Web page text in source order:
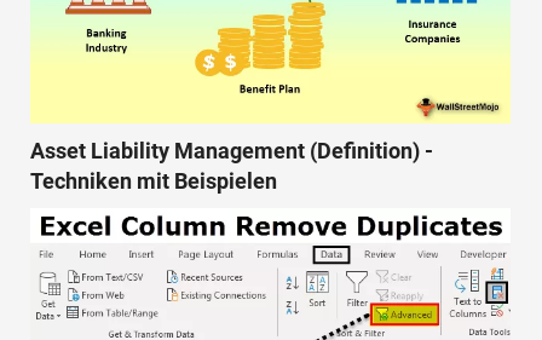
Asset Liability Management (Definition) -
Techniken mit Beispielen